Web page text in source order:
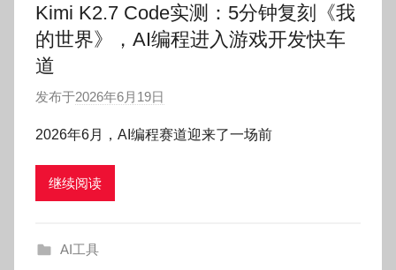
Kimi K2.7 Code实测：5分钟复刻《我
的世界》，AI编程进入游戏开发快车
道
发布于2026年6月19日
:
2026年6月，AI编程赛道迎来了一场前
继续阅读
AI工具